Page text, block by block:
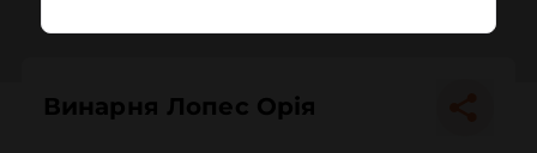
Винарня Лопес Орія